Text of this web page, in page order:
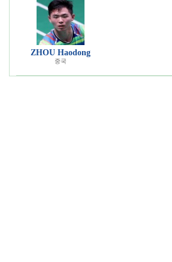
ZHOU Haodong
중국